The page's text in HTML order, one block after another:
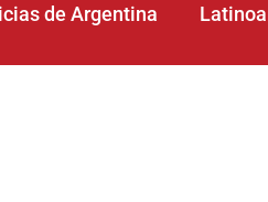
de Argentina